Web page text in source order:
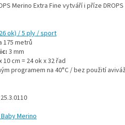
Merino Extra Fine vytváří i příze
ok) / 5 ply / sport
175 metrů
3 mm
10 cm = 24 ok x 32 řad
programem na 40°C / bez použití
Merino